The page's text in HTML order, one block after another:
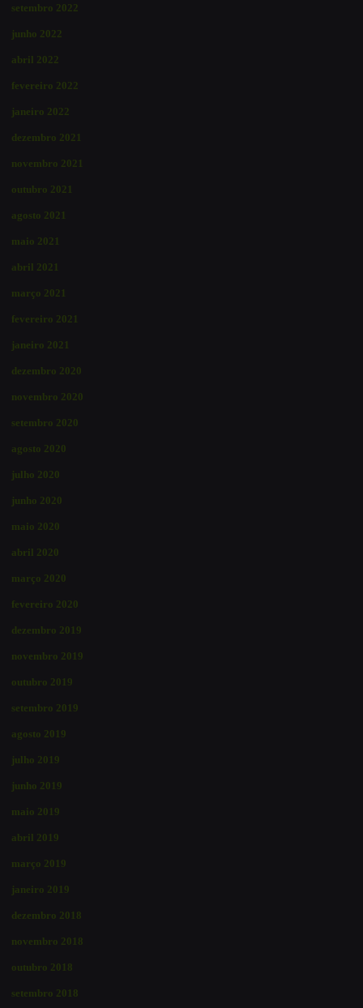
setembro 2022
junho 2022
abril 2022
fevereiro 2022
janeiro 2022
dezembro 2021
novembro 2021
outubro 2021
agosto 2021
maio 2021
abril 2021
março 2021
fevereiro 2021
janeiro 2021
dezembro 2020
novembro 2020
setembro 2020
agosto 2020
julho 2020
junho 2020
maio 2020
abril 2020
março 2020
fevereiro 2020
dezembro 2019
novembro 2019
outubro 2019
setembro 2019
agosto 2019
julho 2019
junho 2019
maio 2019
abril 2019
março 2019
janeiro 2019
dezembro 2018
novembro 2018
outubro 2018
setembro 2018